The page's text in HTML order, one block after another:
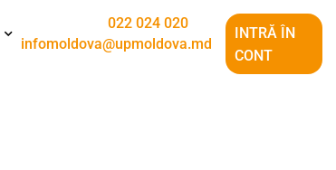
022 024 020
infomoldova@upmoldova.md
INTRĂ ÎN
CONT